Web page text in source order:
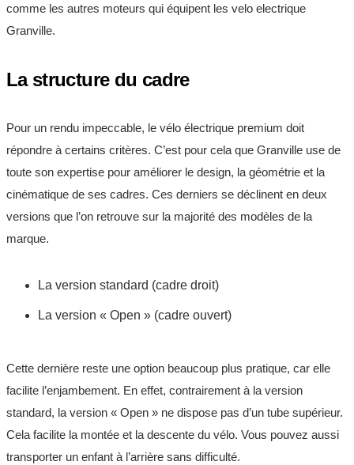
comme les autres moteurs qui équipent les velo electrique
Granville.
La structure du cadre
Pour un rendu impeccable, le vélo électrique premium doit
répondre à certains critères. C’est pour cela que Granville use de
toute son expertise pour améliorer le design, la géométrie et la
cinématique de ses cadres. Ces derniers se déclinent en deux
versions que l’on retrouve sur la majorité des modèles de la
marque.
La version standard (cadre droit)
La version « Open » (cadre ouvert)
Cette dernière reste une option beaucoup plus pratique, car elle
facilite l’enjambement. En effet, contrairement à la version
standard, la version « Open » ne dispose pas d’un tube supérieur.
Cela facilite la montée et la descente du vélo. Vous pouvez aussi
transporter un enfant à l’arrière sans difficulté.